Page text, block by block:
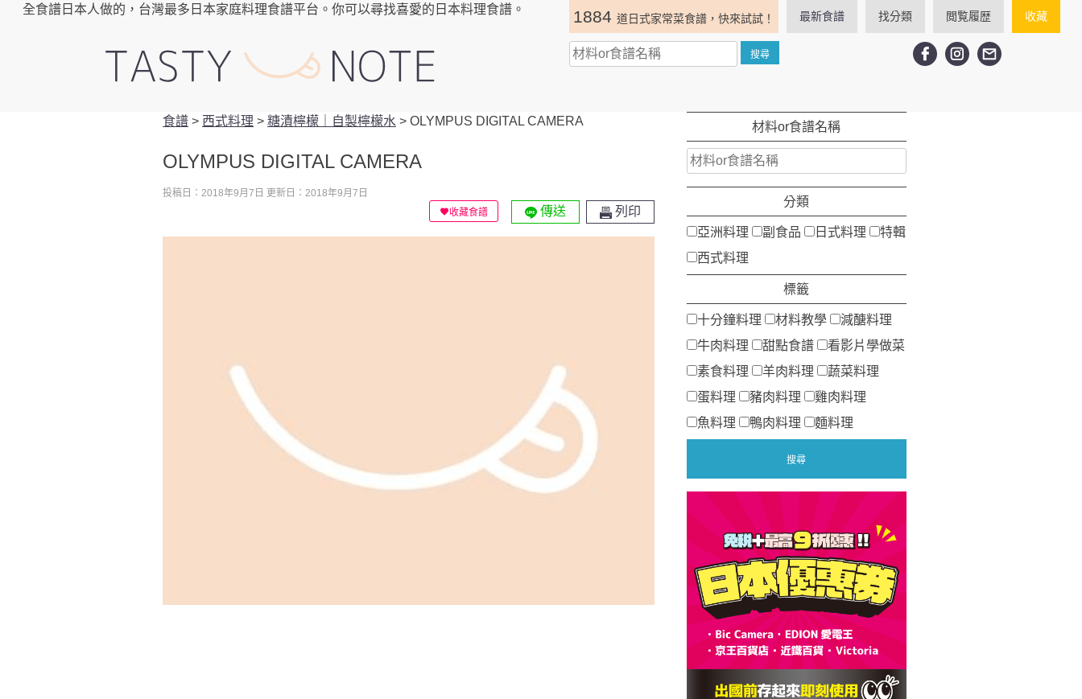
全食譜日本人做的，台灣最多日本家庭料理食譜平台。你可以尋找喜愛的日本料理食譜。 1884 道日式家常菜食譜，快來試試！ 最新食譜 找分類 閲覧履歴 收藏
食譜 > 西式料理 > 糖漬檸檬｜自製檸檬水 > OLYMPUS DIGITAL CAMERA
OLYMPUS DIGITAL CAMERA
投稿日：2018年9月7日 更新日：2018年9月7日
收藏食譜
傳送 列印
材料or食譜名稱
分類
亞洲料理 副食品 日式料理
特輯
西式料理
標籤
十分鐘料理 材料教學
減醣料理
牛肉料理
甜點食譜
看影片學做菜
素食料理
羊肉料理
蔬菜料理
蛋料理
豬肉料理
雞肉料理
魚料理
鴨肉料理 麵料理